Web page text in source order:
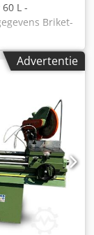
L -
Briket-
Spanning:
ca.: 20-
-
-
- Motor
noodstop -
- Grote
-
R Sxxe
- Geen
- Nieuwe
Advertentie